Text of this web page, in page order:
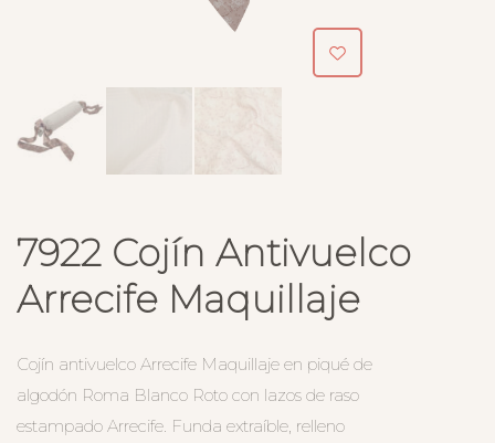
7922 Cojín Antivuelco
Arrecife Maquillaje
Cojín antivuelco Arrecife Maquillaje en piqué de
algodón Roma Blanco Roto con lazos de raso
estampado Arrecife. Funda extraíble, relleno